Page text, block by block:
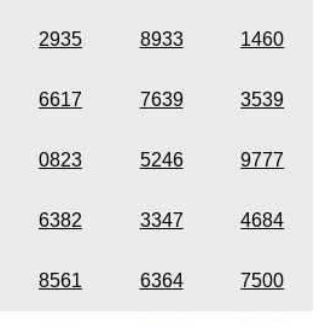
2935 8933 1460
6617 7639 3539
0823 5246 9777
6382 3347 4684
8561 6364 7500